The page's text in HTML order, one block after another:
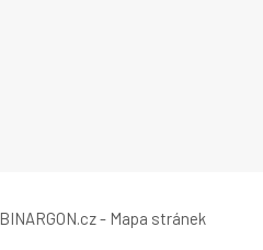
BINARGON.cz- Mapa stránek